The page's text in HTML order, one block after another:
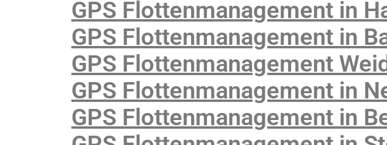
GPS Flottenmanagement in
GPS Flottenmanagement in
GPS Flottenmanagement
GPS Flottenmanagement in
GPS Flottenmanagement in